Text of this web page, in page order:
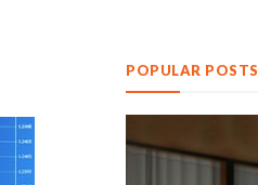
POPULAR POSTS